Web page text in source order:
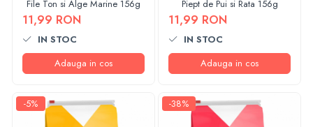
File Ton si Alge Marine 156g
11,99 RON
IN STOC
Adauga in cos
Piept de Pui si Rata 156g
11,99 RON
IN STOC
Adauga in cos
-5% -38%